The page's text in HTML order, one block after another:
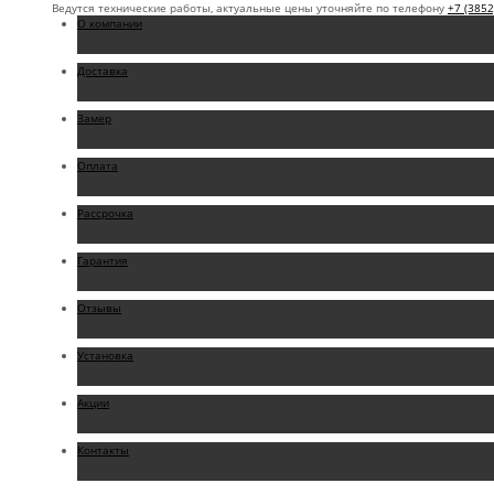
Ведутся технические работы, актуальные цены уточняйте по телефону +7
О компании
Доставка
Замер
Оплата
Рассрочка
Гарантия
Отзывы
Установка
Акции
Контакты